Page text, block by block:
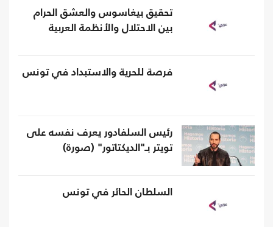
تحقيق بيغاسوس والعشق الحرام
بين الاحتلال والأنظمة العربية
فرصة للحرية والاستبداد في تونس
رئيس السلفادور يعرف نفسه على
تويتر بـ"الديكتاتور" (صورة)
السلطان الحائر في تونس